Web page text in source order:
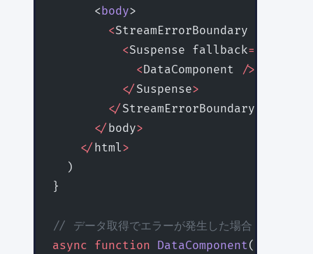
      <
body>
        <
StreamErrorBoundary fallback
          <
Suspense fallback=
            <
DataComponent
/>
          </
Suspense>
        </
StreamErrorBoundary
      </
body>
    </
html>
  )
}
// データ取得でエラーが発生した場合
async function DataComponent() {